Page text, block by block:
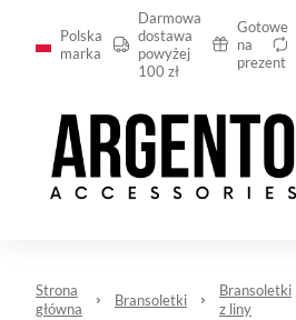
Polska
marka
Darmowa
dostawa
powyżej
100 zł
Gotowe
na
prezent
Strona
główna
Bransoletki
Bransoletki
z liny